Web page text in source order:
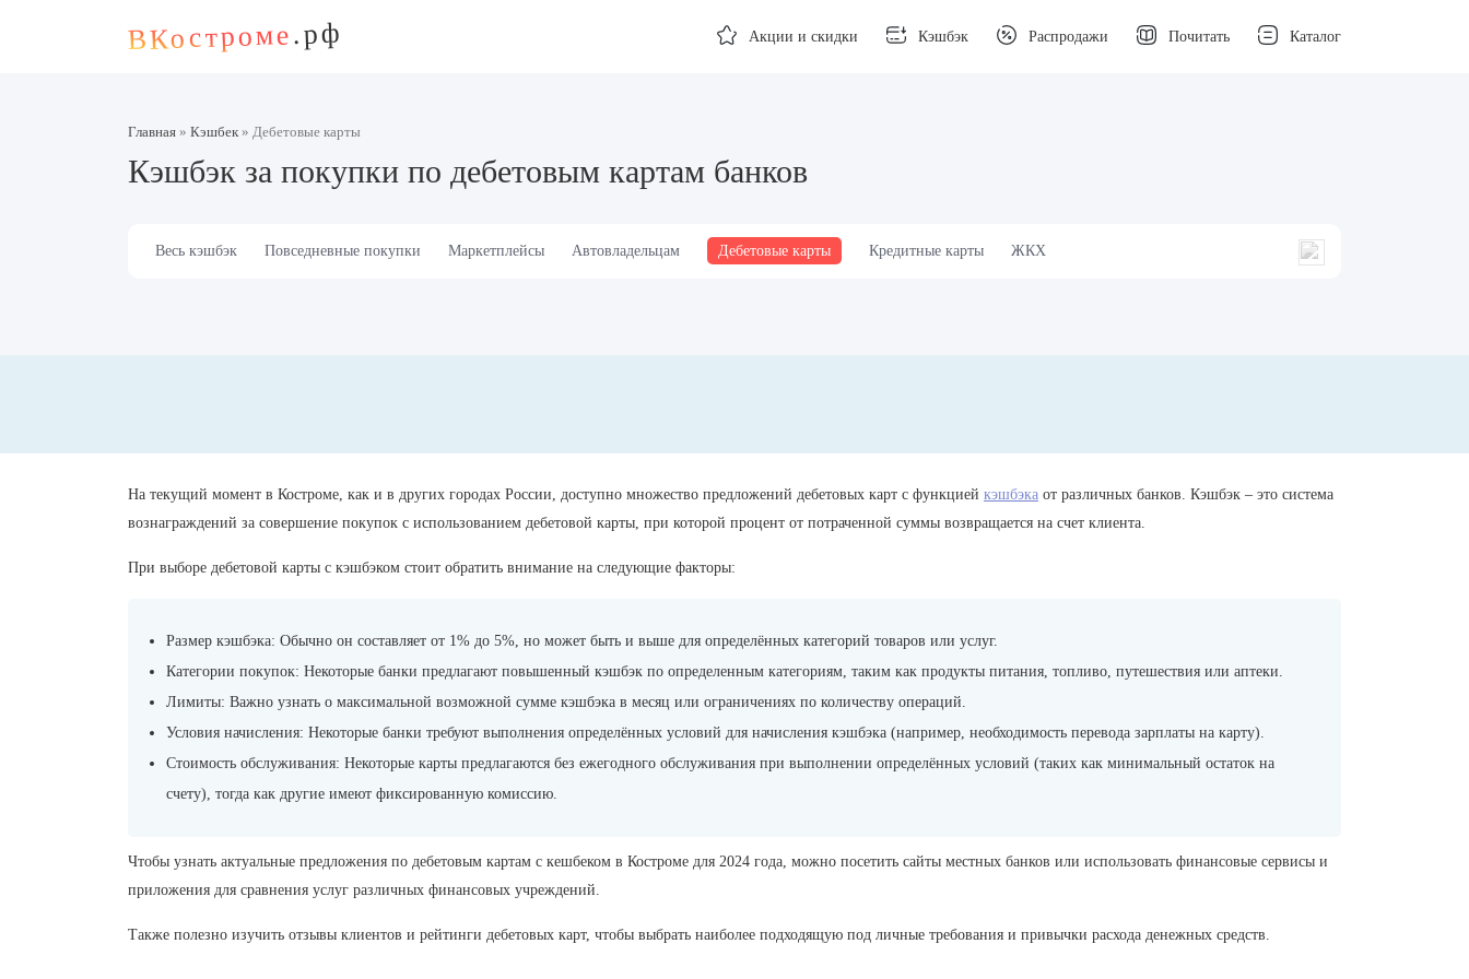
ВКостроме.рф Акции и скидки Кэшбэк Распродажи Почитать Каталог
Главная » Кэшбек » Дебетовые карты
Кэшбэк за покупки по дебетовым картам банков
Весь кэшбэк Повседневные покупки Маркетплейсы Автовладельцам Дебетовые карты Кредитные карты ЖКХ
На текущий момент в Костроме, как и в других городах России, доступно множество предложений дебетовых карт с функцией кэшбэка от различных банков. Кэшбэк – это система
вознаграждений за совершение покупок с использованием дебетовой карты, при которой процент от потраченной суммы возвращается на счет клиента.
При выборе дебетовой карты с кэшбэком стоит обратить внимание на следующие факторы:
Размер кэшбэка: Обычно он составляет от 1% до 5%, но может быть и выше для определённых категорий товаров или услуг.
Категории покупок: Некоторые банки предлагают повышенный кэшбэк по определенным категориям, таким как продукты питания, топливо, путешествия или аптеки.
Лимиты: Важно узнать о максимальной возможной сумме кэшбэка в месяц или ограничениях по количеству операций.
Условия начисления: Некоторые банки требуют выполнения определённых условий для начисления кэшбэка (например, необходимость перевода зарплаты на карту).
Стоимость обслуживания: Некоторые карты предлагаются без ежегодного обслуживания при выполнении определённых условий (таких как минимальный остаток на
счету), тогда как другие имеют фиксированную комиссию.
Чтобы узнать актуальные предложения по дебетовым картам с кешбеком в Костроме для 2024 года, можно посетить сайты местных банков или использовать финансовые сервисы и
приложения для сравнения услуг различных финансовых учреждений.
Также полезно изучить отзывы клиентов и рейтинги дебетовых карт, чтобы выбрать наиболее подходящую под личные требования и привычки расхода денежных средств.